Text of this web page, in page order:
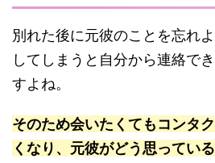
別れた後に元彼のことを忘れ
してしまうと自分から連絡で
すよね。
そのため会いたくてもコンタ
くなり、元彼がどう思ってい